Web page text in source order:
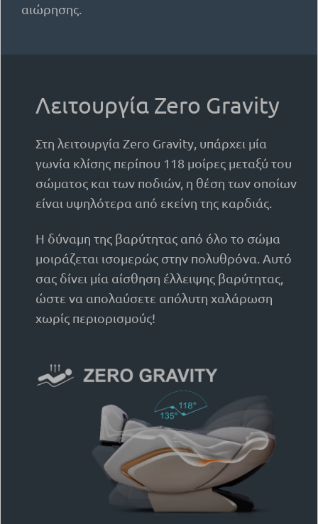
αιώρησης.
Λειτουργία Zero Gravity
Στη λειτουργία Zero Gravity, υπάρχει μία
γωνία κλίσης περίπου 118 μοίρες μεταξύ του
σώματος και των ποδιών, η θέση των οποίων
είναι υψηλότερα από εκείνη της καρδιάς.
Η δύναμη της βαρύτητας από όλο το σώμα
μοιράζεται ισομερώς στην πολυθρόνα. Αυτό
σας δίνει μία αίσθηση έλλειψης βαρύτητας,
ώστε να απολαύσετε απόλυτη χαλάρωση
χωρίς περιορισμούς!